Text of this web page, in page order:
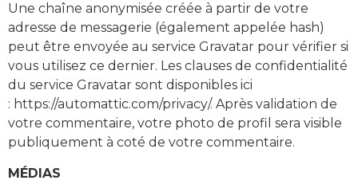
Une chaîne anonymisée créée à partir de votre
adresse de messagerie (également appelée hash)
peut être envoyée au service Gravatar pour vérifier si
vous utilisez ce dernier. Les clauses de confidentialité
du service Gravatar sont disponibles ici
: https://automattic.com/privacy/. Après validation de
votre commentaire, votre photo de profil sera visible
publiquement à coté de votre commentaire.
MÉDIAS